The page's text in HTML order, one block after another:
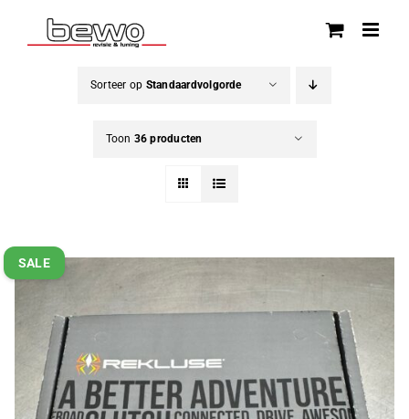
naar
Sorteer op Standaardvolgorde
Toon 36 producten
SALE